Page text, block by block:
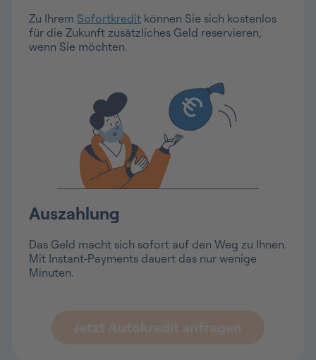
Zu Ihrem Sofortkredit können Sie sich kostenlos
für die Zukunft zusätzliches Geld reservieren,
wenn Sie möchten.
Auszahlung
Das Geld macht sich sofort auf den Weg zu Ihnen.
Mit Instant-Payments dauert das nur wenige
Minuten.